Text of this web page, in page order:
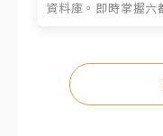
資料庫。即時掌握